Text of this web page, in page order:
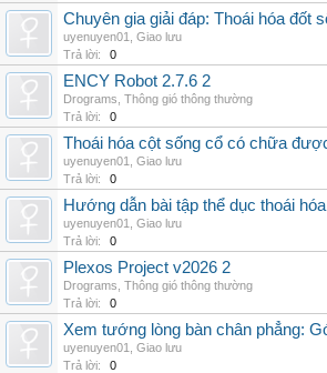
Chuyên gia giải đáp: Thoái hóa đốt
uyenuyen01
Giao lưu
Trả lời:
0
ENCY Robot 2.7.6 2
Drograms Thông gió thông thường
Trả lời:
0
Thoái hóa cột sống cổ có chữa
uyenuyen01
Giao lưu
Trả lời:
0
Hướng dẫn bài tập thể dục thoái
uyenuyen01
Giao lưu
Trả lời:
0
Plexos Project v2026 2
Drograms Thông gió thông thường
Trả lời:
0
Xem tướng lòng bàn chân phẳng:
uyenuyen01
Giao lưu
Trả lời:
0